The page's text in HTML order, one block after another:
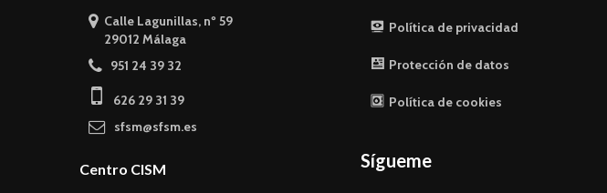
Calle Lagunillas, nº 59
29012 Málaga
951 24 39 32
626 29 31 39
sfsm@sfsm.es
Centro CISM
Política de privacidad
Protección de datos
Política de cookies
Sígueme